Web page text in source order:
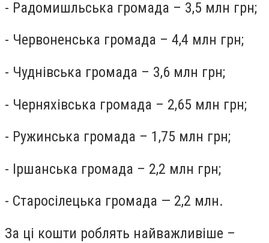
- Радомишльська громада – 3,5 млн грн;
- Червоненська громада – 4,4 млн грн;
- Чуднівська громада – 3,6 млн грн;
- Черняхівська громада – 2,65 млн грн;
- Ружинська громада – 1,75 млн грн;
- Іршанська громада – 2,2 млн грн;
- Старосілецька громада — 2,2 млн.
За ці кошти роблять найважливіше –